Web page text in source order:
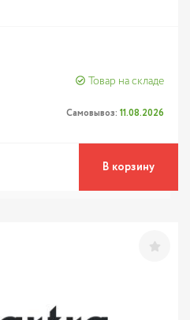
Товар на складе
Самовывоз: 11.08.2026
В корзину